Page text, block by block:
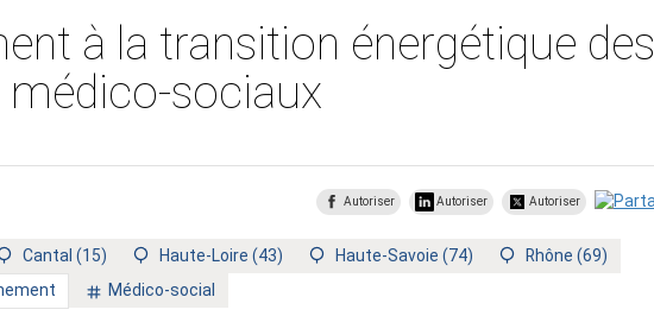
à la transition énergétique des
sociaux
Autoriser Autoriser Autoriser
Territoire
:
Cantal (15)
Territoire
Haute-Loire (43)
Territoire
Haute-Savoie (74)
Territoire
Rhône (69)
Mot
Médico-social